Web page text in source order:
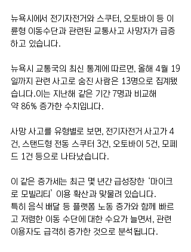
뉴욕시에서 전기자전거와 스쿠터, 오토바이 등 이
륜형 이동수단과 관련된 교통사고 사망자가 급증
하고 있습니다.
뉴욕시 교통국의 최신 통계에 따르면, 올해 4월 19
일까지 관련 사고로 숨진 사람은 13명으로 집계됐
습니다.이는 지난해 같은 기간 7명과 비교해
약 86% 증가한 수치입니다.
사망 사고를 유형별로 보면, 전기자전거 사고가 4
건, 스탠드형 전동 스쿠터 3건, 오토바이 5건, 모페
드 1건 등으로 나타났습니다.
이 같은 증가세는 최근 몇 년간 급성장한 ‘마이크
로 모빌리티’ 이용 확산과 맞물려 있습니다.
특히 음식 배달 등 플랫폼 노동 증가와 함께 빠르
고 저렴한 이동 수단에 대한 수요가 늘면서, 관련
이용자도 급격히 증가한 것으로 분석됩니다.